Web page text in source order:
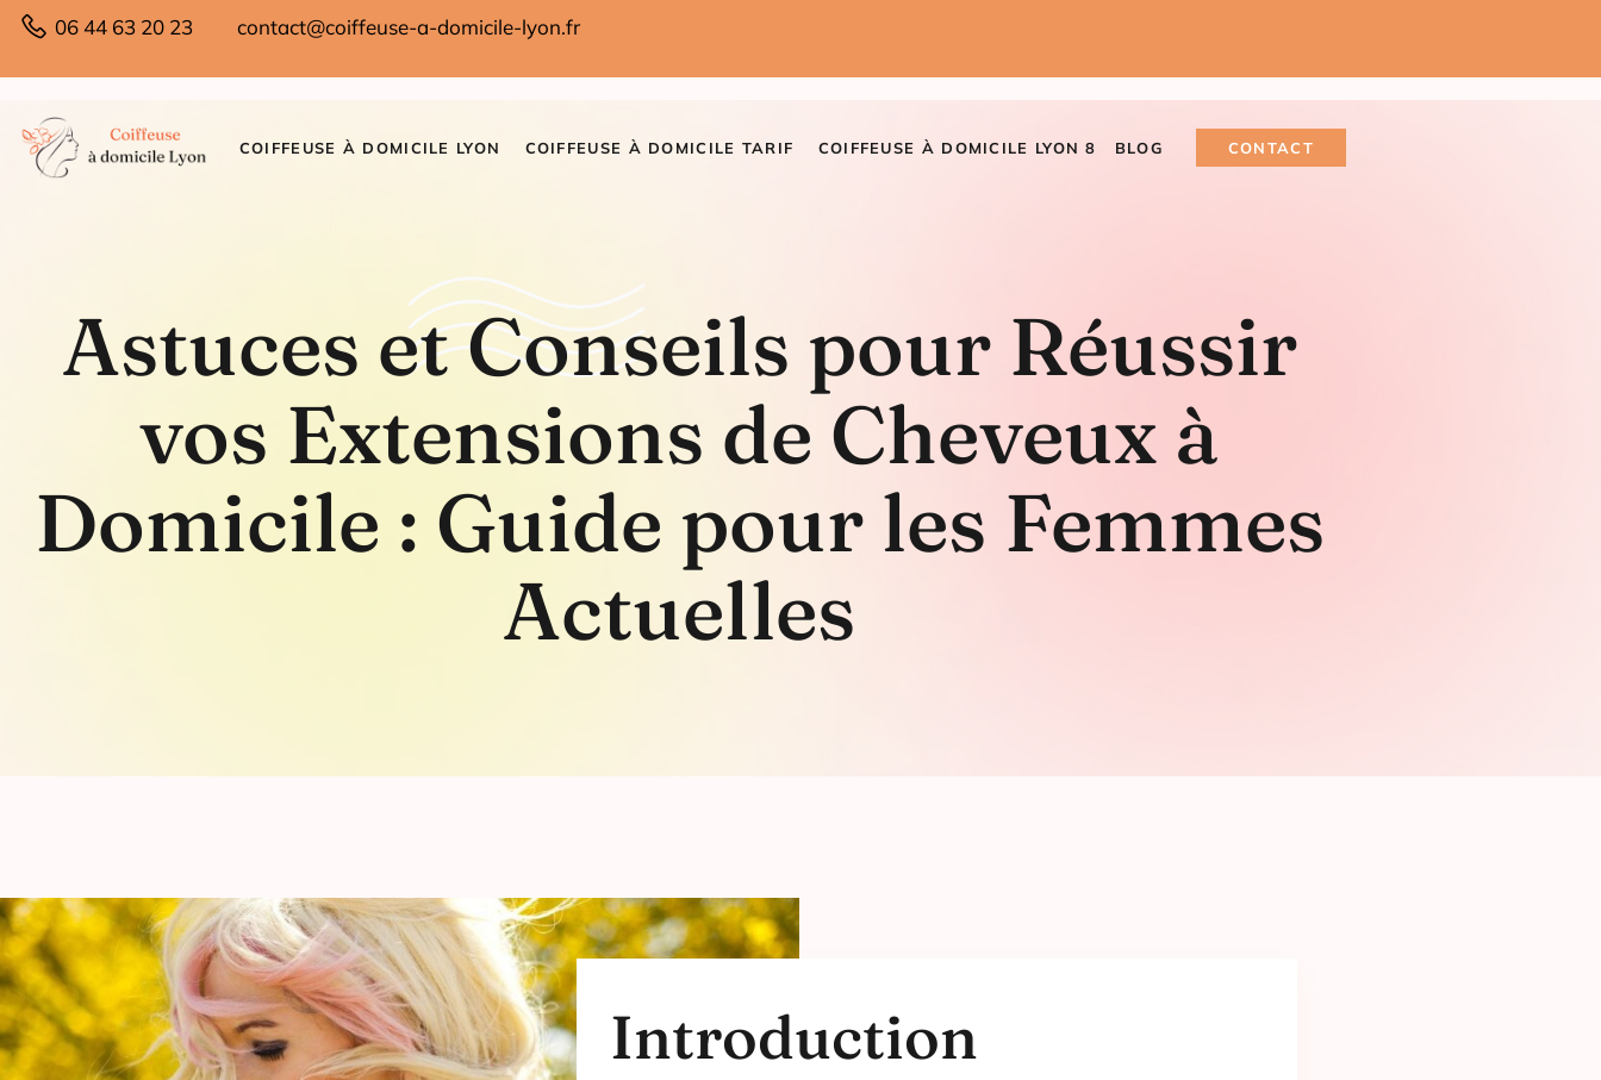
06 44 63 20 23 contact@coiffeuse-a-domicile-lyon.fr
COIFFEUSE À DOMICILE LYON COIFFEUSE À DOMICILE TARIF COIFFEUSE À DOMICILE LYON 8 BLOG CONTACT
Astuces et Conseils pour Réussir
vos Extensions de Cheveux à
Domicile : Guide pour les Femmes
Actuelles
Introduction